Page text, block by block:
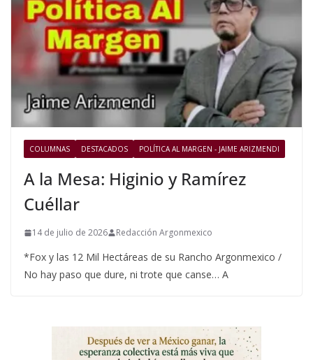
COLUMNAS DESTACADOS POLÍTICA AL MARGEN - JAIME ARIZMENDI
A la Mesa: Higinio y Ramírez
Cuéllar
14 de julio de 2026 Redacción Argonmexico
*Fox y las 12 Mil Hectáreas de su Rancho Argonmexico /
No hay paso que dure, ni trote que canse… A